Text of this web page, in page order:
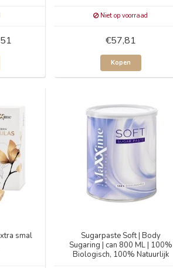
Niet op voorraad
€57,81
Kopen
smal
Sugarpaste Soft | Body
Sugaring | can 800 ML | 100%
Biologisch, 100% Natuurlijk